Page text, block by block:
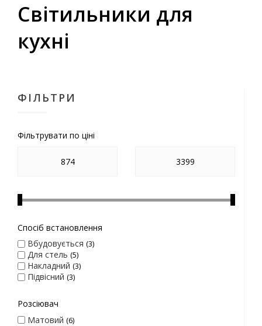
Світильники для
кухні
ФІЛЬТРИ
Фільтрувати по ціні
Спосіб встановлення
Вбудовується 3
Для стель 5
Накладний 3
Підвісний 3
Розсіювач
Матовий 6